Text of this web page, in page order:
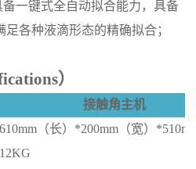
备一键式全自动拟合能力，具备
足各种液滴形态的精确拟合；
）
接触角主机
610mm（长）*200mm（宽）*510
1 2KG